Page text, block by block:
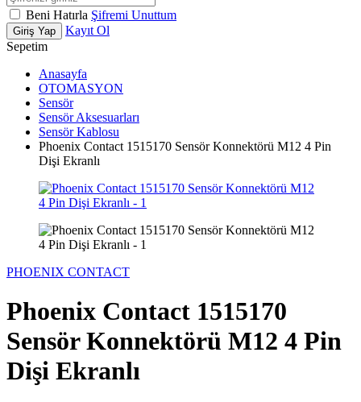
Beni Hatırla Şifremi Unuttum
Giriş Yap
Kayıt Ol
Sepetim
Anasayfa
OTOMASYON
Sensör
Sensör Aksesuarları
Sensör Kablosu
Phoenix Contact 1515170 Sensör Konnektörü M12 4 Pin
Dişi Ekranlı
PHOENIX CONTACT
Phoenix Contact 1515170
Sensör Konnektörü M12 4 Pin
Dişi Ekranlı